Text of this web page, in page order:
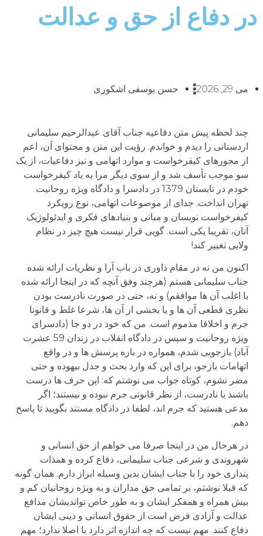
در دفاع از حق و عدالت
می 29, 2026 حسن یوسفی اشکوری
چند لحظه پیش متن دفاعیه جناب آقای عبدالرحیم سلیمانی
اردستانی را دیدم و خواندم. رؤیت این متن و محتوای آن، اعم
از محورهای کیفرخواست و موارد اتهامی و نیز دفاعیات، از یک
سو موجب تأسف شد و از سوی دیگر مرا به یاد کیفرخواست
خودم در تابستان 1379 در دادسرا و دادگاه ویژه روحانیت
تهران انداخت. جدای از موضوعات اتهامی، نوع رویکرد
کیفرخواست نویسان و مبانی و بنیادهای فکری و ایدئولوژیک
آنان، تقریبا یکی است. گویی قرار نیست هیچ چیز در نظام
ولایی تغییر کند!
اکنون من نه در مقام داوری در باب آرا و نظریات ارائه شده
جناب سلیمانی هستم (هرچند وفق آنچه که در اینجا ارائه شده
با اغلب آن ها موافقم) و نه، حتی در صورت نادرست بودن
نظری قطعی آن ها و یا بخشی از آن ها، شرعا غلط و قانونا
جرم و اخلاقا مذموم است. من که خود در دو جا (دادسرای
ویژه روحانیت و سپس در دادگاه انقلاب در زندان 59 عشرت
آباد) بازجویی شدم، همواره در باره پرسش ها و در واقع
اتهامات بازجو، برای این که وارد بحث و جدل بیهوده و حتی
مضر نشوم، کوتاه جواب می نوشتم که: این حرف ها درست
باشند یا نادرست، از نظر قانونی جرم نبوده و نیستند؛ اگر
مدعی هستید که جرم اند، لطفا در دادگاه مستند بگویید تا پاسخ
دهم.
در هرحال من در اینجا صرفا می خواهم از حق انسانی و
شهروندی و شرعی جناب سلیمانی، دفاع کرده و همذات
پنداری خود را با جناب ایشان بدین وسیله ابراز دارم. همان گونه
که قبلا نوشتم، بر تمامی حق مداران و به ویژه روحانیان کم و
بیش همراه و همفکر ایشان و به طور خاص نواندیشان مدافع
عدالت و آزادی فرض است از حقوق انسانی و دینی ایشان
دفاع کنند. مهم نیست که چه اندازه اثر دارد یا اصلا ندارد؛ مهم